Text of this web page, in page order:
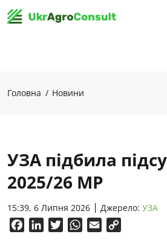
Головна Новини
УЗА підбила
2025/26 МР
15:39, 6 Липня 2026 Джерело: УЗА
FacebookLinkedInTwitterWhatsApp
Email